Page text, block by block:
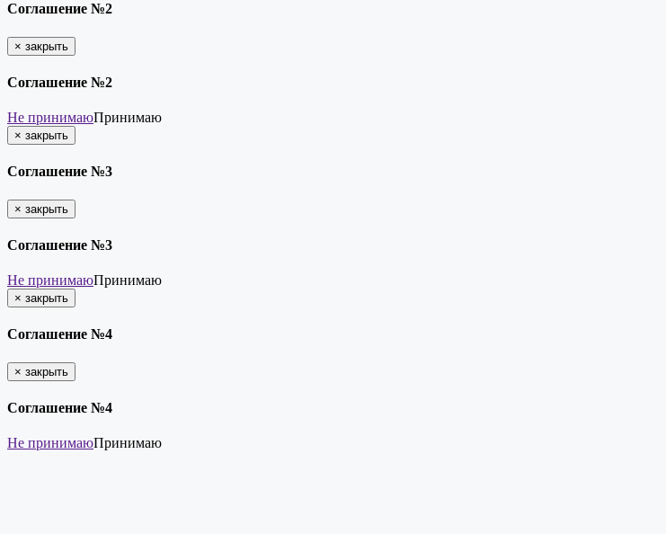
Соглашение №2
× закрыть
Соглашение №2
Не принимаюПринимаю
× закрыть
Соглашение №3
× закрыть
Соглашение №3
Не принимаюПринимаю
× закрыть
Соглашение №4
× закрыть
Соглашение №4
Не принимаюПринимаю